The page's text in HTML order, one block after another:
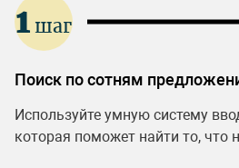
1 шаг
Поиск по сотням
Используйте умную систему
которая поможет найти то, что